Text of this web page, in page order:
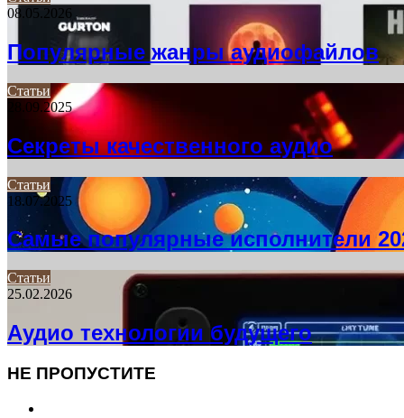
08.05.2026
Популярные жанры аудиофайлов
Статьи
28.09.2025
Секреты качественного аудио
Статьи
18.07.2025
Самые популярные исполнители
Статьи
25.02.2026
Аудио технологии будущего
НЕ ПРОПУСТИТЕ